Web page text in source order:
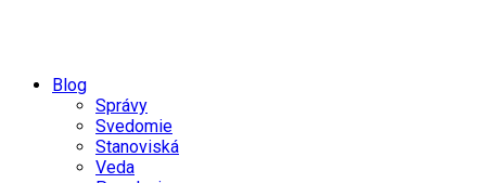
Blog
Správy
Svedomie
Stanoviská
Veda